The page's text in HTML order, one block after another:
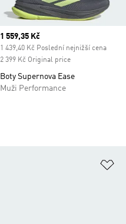
Current price
1 559,35 Kč
1 439,40 Kč Poslední nejnižší cena
2 399 Kč Original price
Boty Supernova Ease
Muži Performance